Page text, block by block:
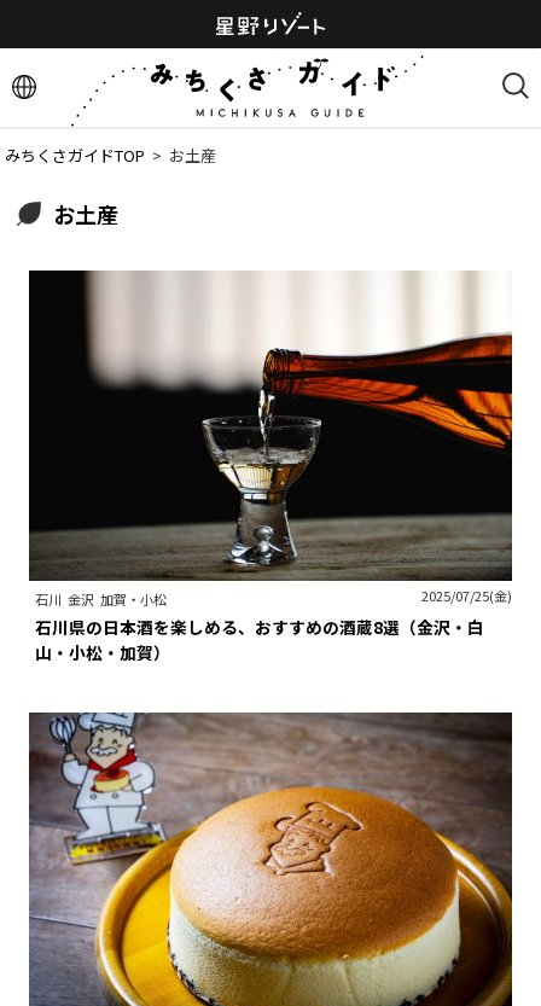
みちくさガイドTOP > お土産
お土産
石川 金沢 加賀・小松 2025/07/25(金)
石川県の日本酒を楽しめる、おすすめの酒蔵8選（金沢・白
山・小松・加賀）